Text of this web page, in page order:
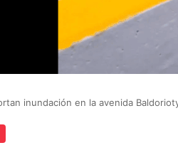
inundación en la avenida